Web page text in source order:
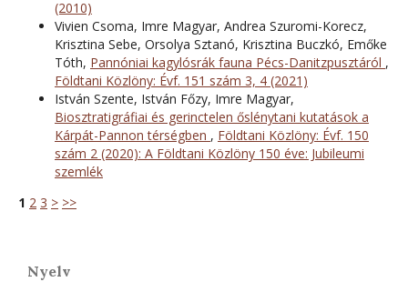
(2010)
Vivien Csoma, Imre Magyar, Andrea Szuromi-Korecz,
Krisztina Sebe, Orsolya Sztanó, Krisztina Buczkó, Emőke
Tóth, Pannóniai kagylósrák fauna Pécs-Danitzpusztáról ,
Földtani Közlöny: Évf. 151 szám 3, 4 (2021)
István Szente, István Főzy, Imre Magyar,
Biosztratigráfiai és gerinctelen őslénytani kutatások a
Kárpát-Pannon térségben , Földtani Közlöny: Évf. 150
szám 2 (2020): A Földtani Közlöny 150 éve: Jubileumi
szemlék
1 2 3 > >>
Nyelv